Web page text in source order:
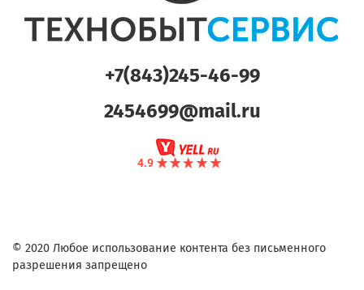
+7(843)245-46-99
2454699@mail.ru
© 2020 Любое использование контента без письменного
разрешения запрещено